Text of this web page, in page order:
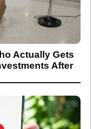
Actually Gets
After